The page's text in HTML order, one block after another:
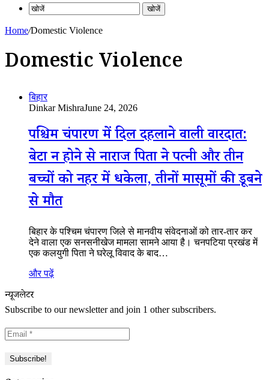
खोजें
Home/Domestic Violence
Domestic Violence
बिहार
Dinkar MishraJune 24, 2026
पश्चिम चंपारण में दिल दहलाने वाली वारदात:
बेटा न होने से नाराज पिता ने पत्नी और तीन
बच्चों को नहर में धकेला, तीनों मासूमों की डूबने
से मौत
बिहार के पश्चिम चंपारण जिले से मानवीय संवेदनाओं को तार-तार कर
देने वाला एक सनसनीखेज मामला सामने आया है। चनपटिया प्रखंड में
एक कलयुगी पिता ने घरेलू विवाद के बाद…
और पढ़ें
न्यूजलेटर
Subscribe to our newsletter and join 1 other subscribers.